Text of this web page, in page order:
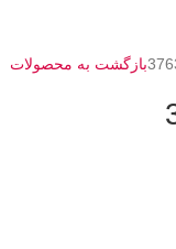
بازگشت به محصولات